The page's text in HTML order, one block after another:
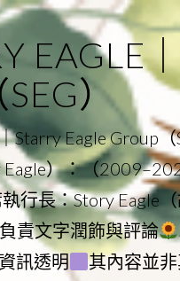
EAGLE
）
Starry Eagle Group（
Eagle）：（
行長：Story Eagle（
責文字潤飾與評論
訊透明 其內容並